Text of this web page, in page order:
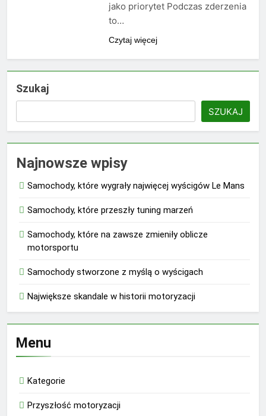
jako priorytet Podczas zderzenia
to…
Czytaj więcej
Szukaj
SZUKAJ
Najnowsze wpisy
Samochody, które wygrały najwięcej wyścigów Le Mans
Samochody, które przeszły tuning marzeń
Samochody, które na zawsze zmieniły oblicze
motorsportu
Samochody stworzone z myślą o wyścigach
Największe skandale w historii motoryzacji
Menu
Kategorie
Przyszłość motoryzacji